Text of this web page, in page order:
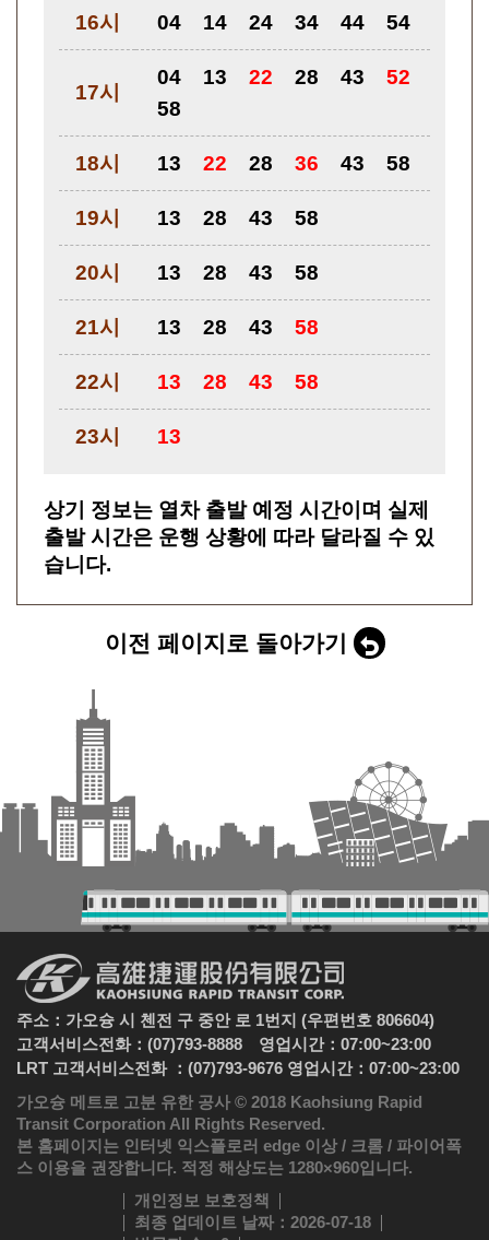
16시 04 14 24 34 44 54
17시
04 13 22 28 43
52
58
18시 13 22 28 36 43 58
19시 13 28 43 58
20시 13 28 43 58
21시 13 28 43 58
22시 13 28 43 58
23시 13
상기 정보는 열차 출발 예정 시간이며 실제
출발 시간은 운행 상황에 따라 달라질 수 있
습니다.
이전 페이지로 돌아가기
주소：가오슝 시 첸전 구 중안 로 1번지 (우편번호 806604)
고객서비스전화：(07)793-8888 영업시간：07:00~23:00
LRT 고객서비스전화 ：(07)793-9676 영업시간：07:00~23:00
가오슝 메트로 고분 유한 공사 © 2018 Kaohsiung Rapid
Transit Corporation All Rights Reserved.
본 홈페이지는 인터넷 익스플로러 edge 이상 / 크롬 / 파이어폭
스 이용을 권장합니다. 적정 해상도는 1280×960입니다.
개인정보 보호정책
최종 업데이트 날짜 ：2026-07-18